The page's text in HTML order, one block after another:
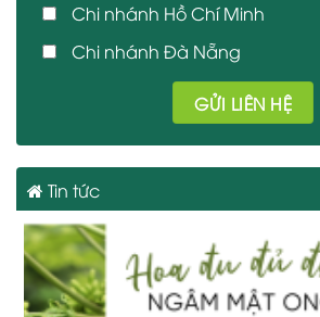
Chi nhánh Hồ Chí Minh
Chi nhánh Đà Nẵng
Tin tức